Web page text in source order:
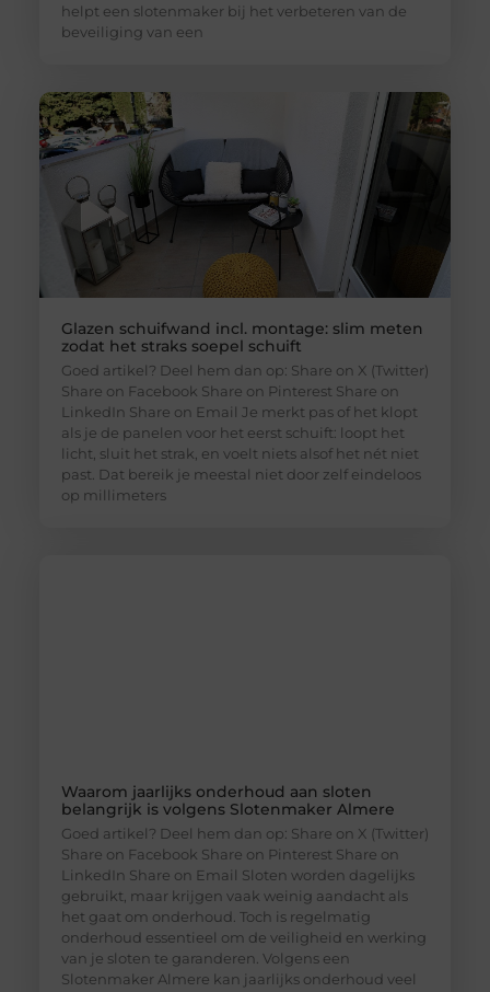
helpt een slotenmaker bij het verbeteren van de
beveiliging van een
Glazen schuifwand incl. montage: slim meten
zodat het straks soepel schuift
Goed artikel? Deel hem dan op: Share on X (Twitter)
Share on Facebook Share on Pinterest Share on
LinkedIn Share on Email Je merkt pas of het klopt
als je de panelen voor het eerst schuift: loopt het
licht, sluit het strak, en voelt niets alsof het nét niet
past. Dat bereik je meestal niet door zelf eindeloos
op millimeters
Waarom jaarlijks onderhoud aan sloten
belangrijk is volgens Slotenmaker Almere
Goed artikel? Deel hem dan op: Share on X (Twitter)
Share on Facebook Share on Pinterest Share on
LinkedIn Share on Email Sloten worden dagelijks
gebruikt, maar krijgen vaak weinig aandacht als
het gaat om onderhoud. Toch is regelmatig
onderhoud essentieel om de veiligheid en werking
van je sloten te garanderen. Volgens een
Slotenmaker Almere kan jaarlijks onderhoud veel